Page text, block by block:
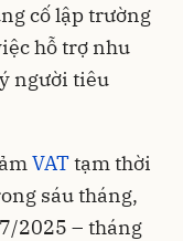
cố lập trường
hỗ trợ nhu
người tiêu
VATtạm thời
sáu tháng,
2025 – tháng